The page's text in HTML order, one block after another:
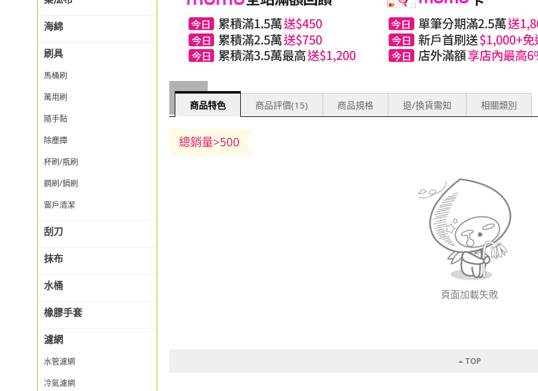
海綿
刷具
馬桶刷
萬用刷
隨手黏
除塵撢
杯刷/瓶刷
鋼刷/鍋刷
窗戶清潔
刮刀
抹布
水桶
橡膠手套
濾網
水管濾網
冷氣濾網
商品特色 商品評價(15) 商品規格 退/換貨需知 相關類別
總銷量>500
頁面加載失敗
TOP